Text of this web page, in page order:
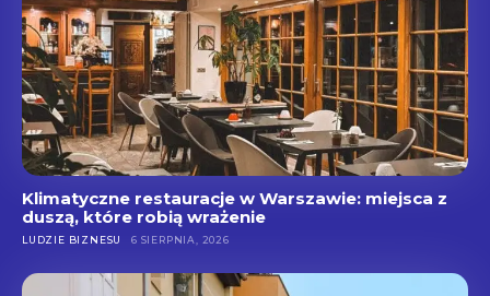
Klimatyczne restauracje w Warszawie: miejsca z
duszą, które robią wrażenie
LUDZIE BIZNESU 6 SIERPNIA, 2026